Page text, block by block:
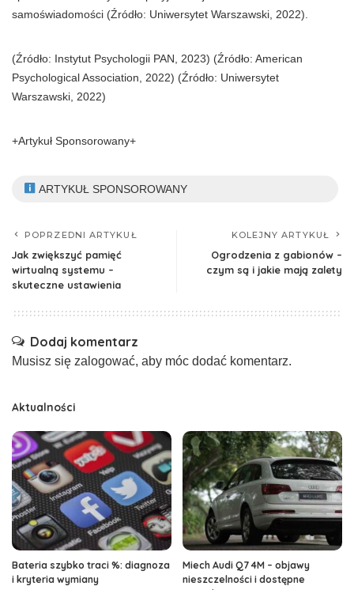
samoświadomości (Źródło: Uniwersytet Warszawski, 2022).
(Źródło: Instytut Psychologii PAN, 2023) (Źródło: American
Psychological Association, 2022) (Źródło: Uniwersytet
Warszawski, 2022)
+Artykuł Sponsorowany+
ARTYKUŁ SPONSOROWANY
POPRZEDNI ARTYKUŁ
Jak zwiększyć pamięć
wirtualną systemu –
skuteczne ustawienia
KOLEJNY ARTYKUŁ
Ogrodzenia z gabionów –
czym są i jakie mają zalety
Dodaj komentarz
Musisz się zalogować, aby móc dodać komentarz.
Aktualności
Bateria szybko traci %: diagnoza
i kryteria wymiany
Miech Audi Q7 4M – objawy
nieszczelności i dostępne